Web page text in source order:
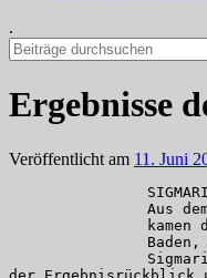
.
Suchen
nach:
Ergebnisse
Veröffentlicht am 11. Juni
Aus